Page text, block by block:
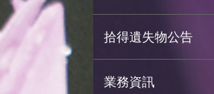
拾得遺失物公告
業務資訊